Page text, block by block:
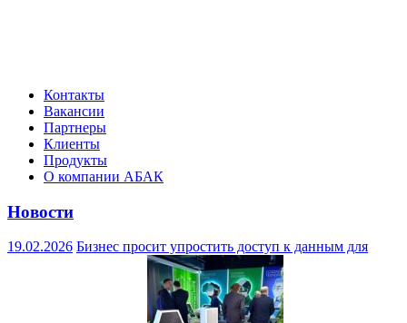
Контакты
Вакансии
Партнеры
Клиенты
Продукты
О компании АБАК
Новости
19.02.2026 Бизнес просит упростить доступ к данным для